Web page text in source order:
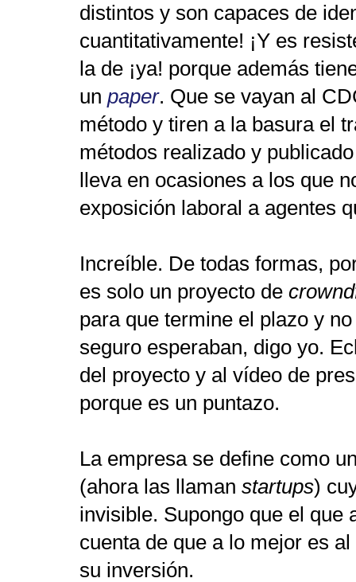
distintos y son capaces de
cuantitativamente! ¡Y es
la de ¡ya! porque además
un paper. Que se vayan al
método y tiren a la basura el
métodos realizado y
lleva en ocasiones a los que
exposición laboral a agentes
Increíble. De todas formas,
es solo un proyecto de
para que termine el plazo y
seguro esperaban, digo yo.
del proyecto y al vídeo de
porque es un puntazo.
La empresa se define como
(ahora las llaman startups)
invisible. Supongo que el que
cuenta de que a lo mejor es
su inversión.